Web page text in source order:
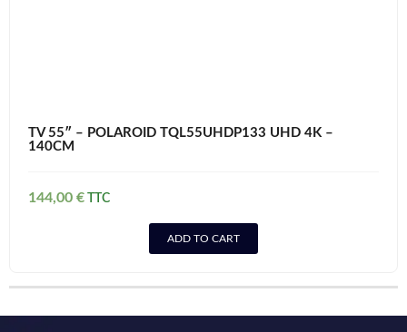
TV 55″ – POLAROID TQL55UHDP133 UHD 4K –
140CM
144,00 €
ADD TO CART